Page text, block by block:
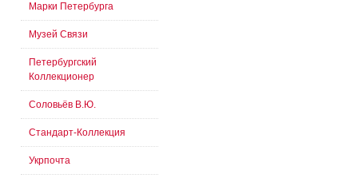
Марки Петербурга
Музей Связи
Петербургский
Коллекционер
Соловьёв В.Ю.
Стандарт-Коллекция
Укрпочта